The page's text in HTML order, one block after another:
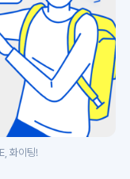
화이팅!